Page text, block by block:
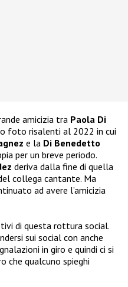
amicizia tra Paola Di
foto risalenti al 2022 in cui
e la Di Benedetto
per un breve periodo.
deriva dalla fine di quella
collega cantante. Ma
ad avere l’amicizia
di questa rottura social.
sui social con anche
in giro e quindi ci si
che qualcuno spieghi